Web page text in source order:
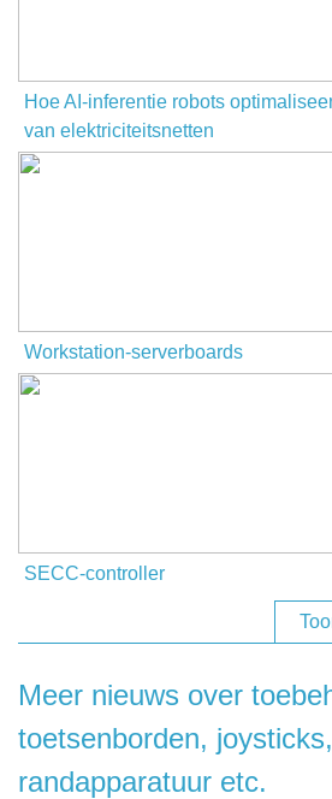
Hoe AI-inferentie robots
van elektriciteitsnetten
Workstation-serverboards
SECC-controller
Meer nieuws over
toetsenborden, joysticks,
randapparatuur etc.